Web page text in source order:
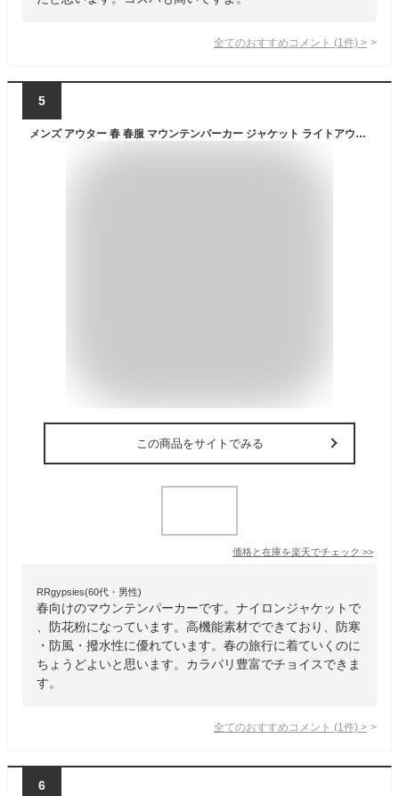
全てのおすすめコメント (1 件) >
5
メンズ アウター 春 春服 マウンテンパーカー ジャケット ライトアウター ウインドブレーカー ナイロンジャケット ALL WEATHER TEX パーカー 長袖 おしゃれ 暖かい 防寒 撥水 防風 防花粉 UV対策 清潔 秋 冬 高機能素材 カジュアル 夫 彼氏 旦那 プレゼント ギフト M L LL
この商品をサイトでみる
価格と在庫を楽天でチェック >>
RRgypsies(60代・男性)
春向けのマウンテンパーカーです。ナイロンジャケットで
、防花粉になっています。高機能素材でできており、防寒
・防風・撥水性に優れています。春の旅行に着ていくのに
ちょうどよいと思います。カラバリ豊富でチョイスできま
す。
全てのおすすめコメント (1 件) >
6